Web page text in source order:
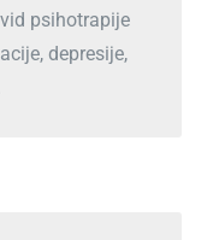
psihotrapije
depresije,